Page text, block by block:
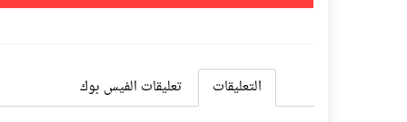
التعليقات تعليقات الفيس بوك